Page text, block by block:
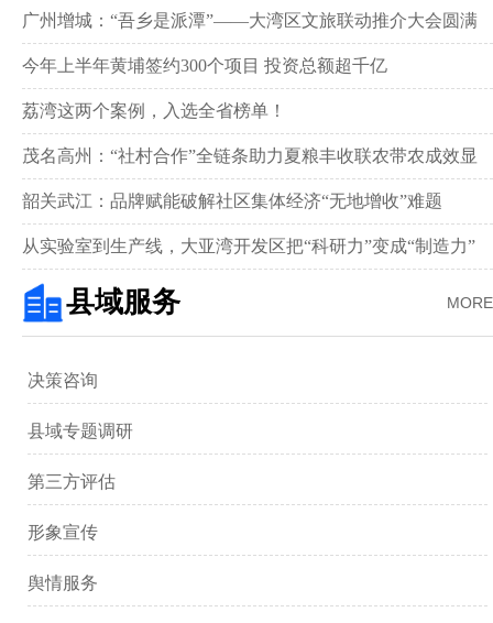
广州增城：“吾乡是派潭”——大湾区文旅联动推介大会圆满
举行
今年上半年黄埔签约300个项目 投资总额超千亿
荔湾这两个案例，入选全省榜单！
茂名高州：“社村合作”全链条助力夏粮丰收联农带农成效显
著‌
韶关武江：品牌赋能破解社区集体经济“无地增收”难题‌
从实验室到生产线，大亚湾开发区把“科研力”变成“制造力”
MORE
县域服务
决策咨询
县域专题调研
第三方评估
形象宣传
舆情服务